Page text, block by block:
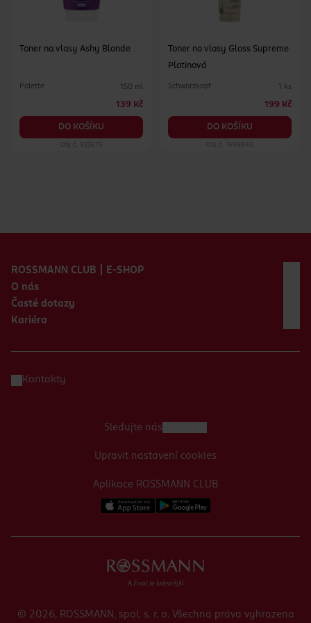
Toner na vlasy Ashy Blonde
Palette 150 ml
139 Kč
DO KOŠÍKU
Obj. č.: 923675
Toner na vlasy Gloss Supreme
Platinová
Schwarzkopf 1 ks
199 Kč
DO KOŠÍKU
Obj. č.: 1496840
ROSSMANN CLUB | E-SHOP
O nás
Časté dotazy
Kariéra
Kontakty
Aplikace ROSSMANN CLUB
Sledujte nás
Upravit nastavení cookies
© 2026, ROSSMANN, spol. s. r. o. Všechna práva vyhrazena